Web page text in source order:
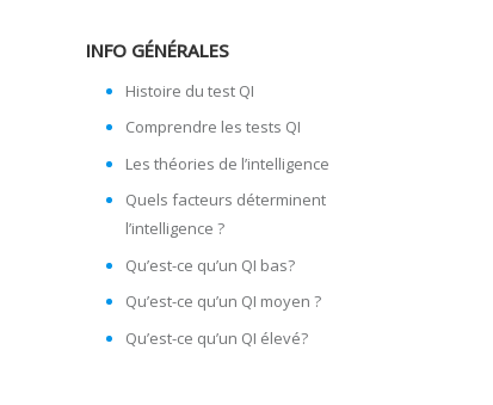
INFO GÉNÉRALES
Histoire du test QI
Comprendre les tests QI
Les théories de l’intelligence
Quels facteurs déterminent
l’intelligence ?
Qu’est-ce qu’un QI bas?
Qu’est-ce qu’un QI moyen ?
Qu’est-ce qu’un QI élevé?